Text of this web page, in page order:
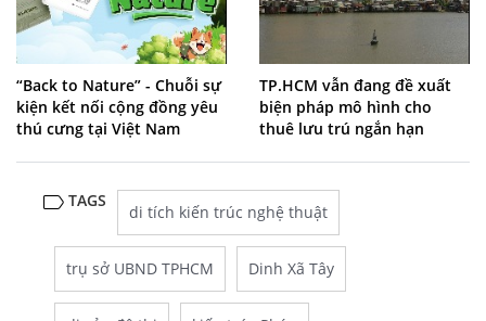
“Back to Nature” - Chuỗi sự
kiện kết nối cộng đồng yêu
thú cưng tại Việt Nam
TP.HCM vẫn đang đề xuất
biện pháp mô hình cho
thuê lưu trú ngắn hạn
TAGS
di tích kiến trúc nghệ thuật
trụ sở UBND TPHCM Dinh Xã Tây